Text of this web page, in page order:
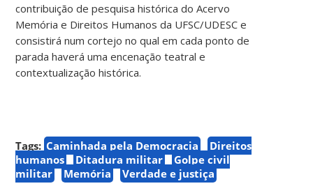
contribuição de pesquisa histórica do Acervo
Memória e Direitos Humanos da UFSC/UDESC e
consistirá num cortejo no qual em cada ponto de
parada haverá uma encenação teatral e
contextualização histórica.
Tags: Caminhada pela Democracia
Direitos
humanos
Ditadura militar
Golpe civil
militar
Memória Verdade e justiça